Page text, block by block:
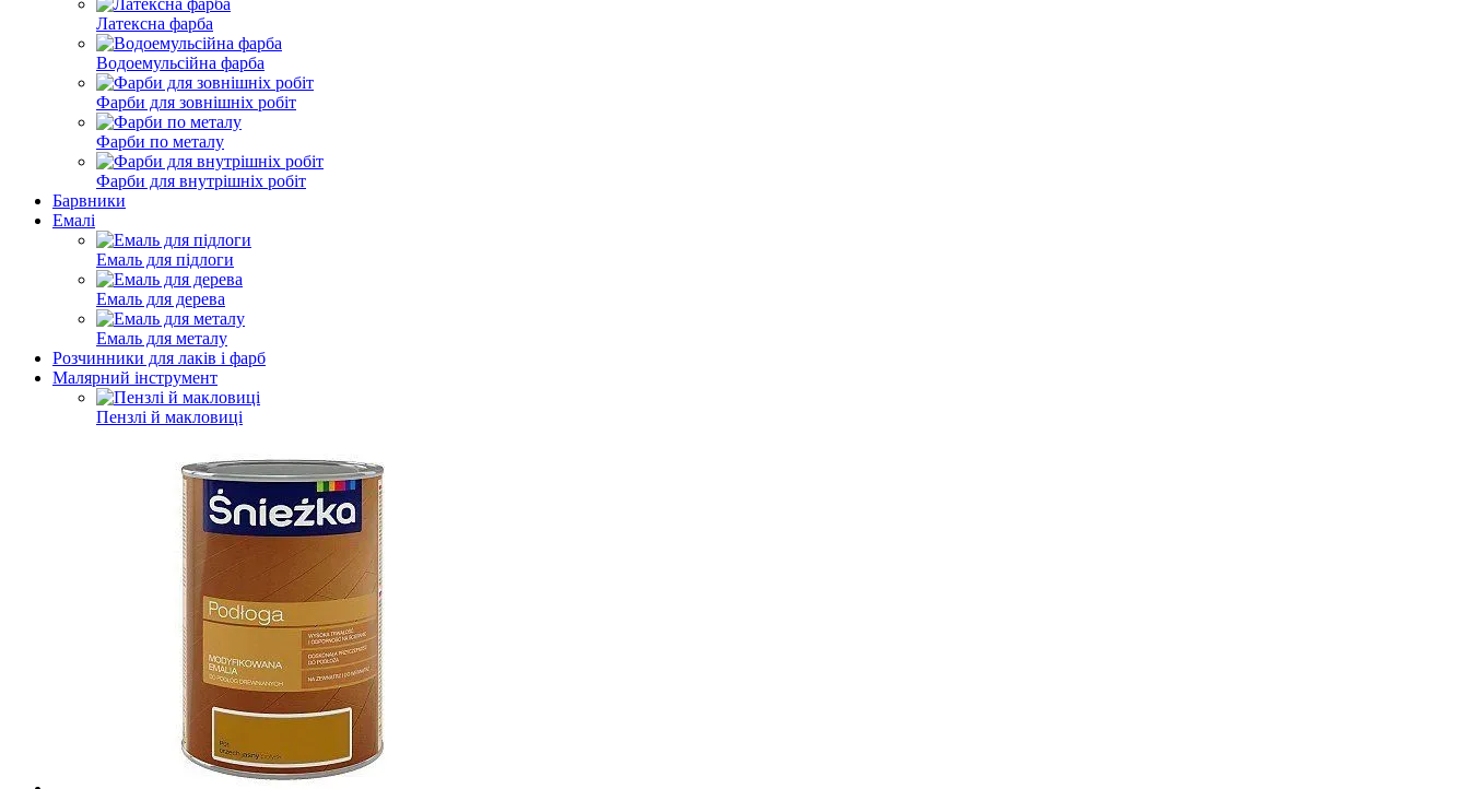
Латексна фарба
Водоемульсійна фарба
Фарби для зовнішніх робіт
Фарби по металу
Фарби для внутрішніх робіт
Барвники
Емалі
Емаль для підлоги
Емаль для дерева
Емаль для металу
Розчинники для лаків і фарб
Малярний інструмент
Пензлі й макловиці